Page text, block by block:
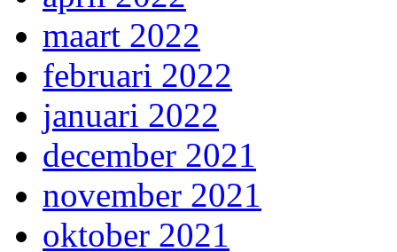
maart 2022
februari 2022
januari 2022
december 2021
november 2021
oktober 2021